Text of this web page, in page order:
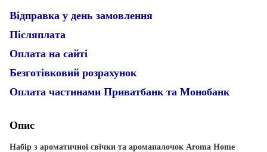
Відправка у день замовлення
Післяплата
Оплата на сайті
Безготівковий розрахунок
Оплата частинами Приватбанк та Монобанк
Опис
Набір з ароматичної свічки та аромапалочок Aroma Home